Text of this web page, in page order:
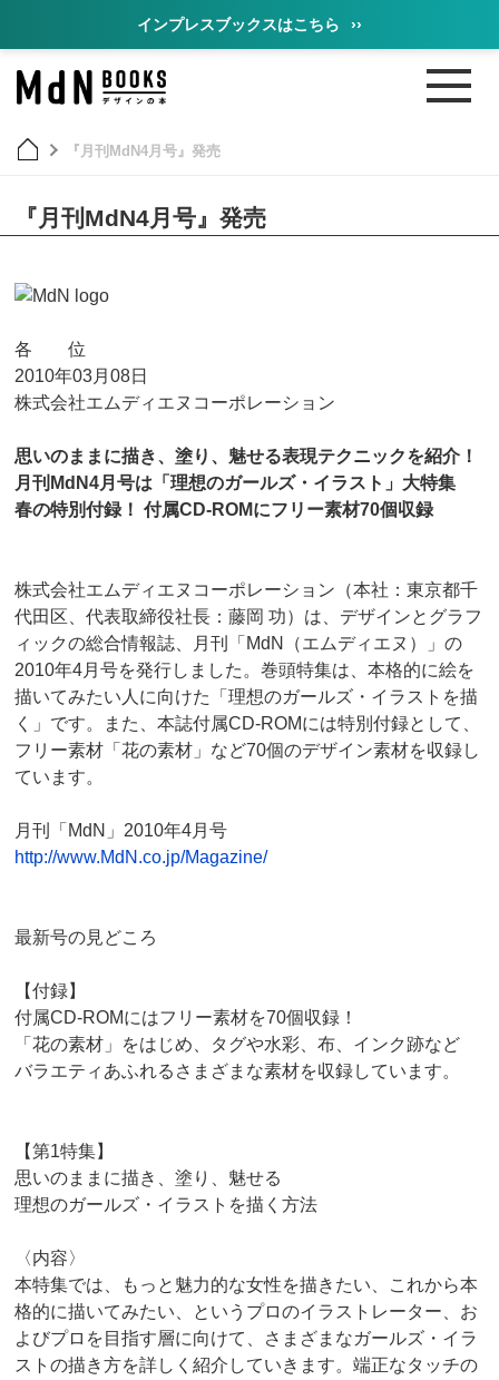
インプレスブックスはこちら ››
『月刊MdN4月号』発売
『月刊MdN4月号』発売
各 位
2010年03月08日
株式会社エムディエヌコーポレーション
思いのままに描き、塗り、魅せる表現テクニックを紹介！
月刊MdN4月号は「理想のガールズ・イラスト」大特集
春の特別付録！ 付属CD-ROMにフリー素材70個収録
株式会社エムディエヌコーポレーション（本社：東京都千
代田区、代表取締役社長：藤岡 功）は、デザインとグラフ
ィックの総合情報誌、月刊「MdN（エムディエヌ）」の
2010年4月号を発行しました。巻頭特集は、本格的に絵を
描いてみたい人に向けた「理想のガールズ・イラストを描
く」です。また、本誌付属CD-ROMには特別付録として、
フリー素材「花の素材」など70個のデザイン素材を収録し
ています。
月刊「MdN」2010年4月号
http://www.MdN.co.jp/Magazine/
最新号の見どころ
【付録】
付属CD-ROMにはフリー素材を70個収録！
「花の素材」をはじめ、タグや水彩、布、インク跡など
バラエティあふれるさまざまな素材を収録しています。
【第1特集】
思いのままに描き、塗り、魅せる
理想のガールズ・イラストを描く方法
〈内容〉
本特集では、もっと魅力的な女性を描きたい、これから本
格的に描いてみたい、というプロのイラストレーター、お
よびプロを目指す層に向けて、さまざまなガールズ・イラ
ストの描き方を詳しく紹介していきます。端正なタッチの